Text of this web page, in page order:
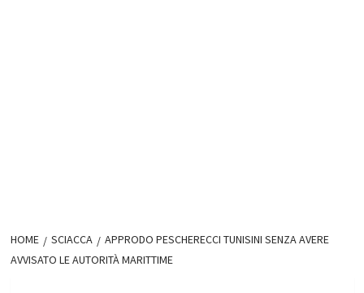
HOME SCIACCA
APPRODO PESCHERECCI TUNISINI SENZA AVERE
AVVISATO LE AUTORITÀ MARITTIME